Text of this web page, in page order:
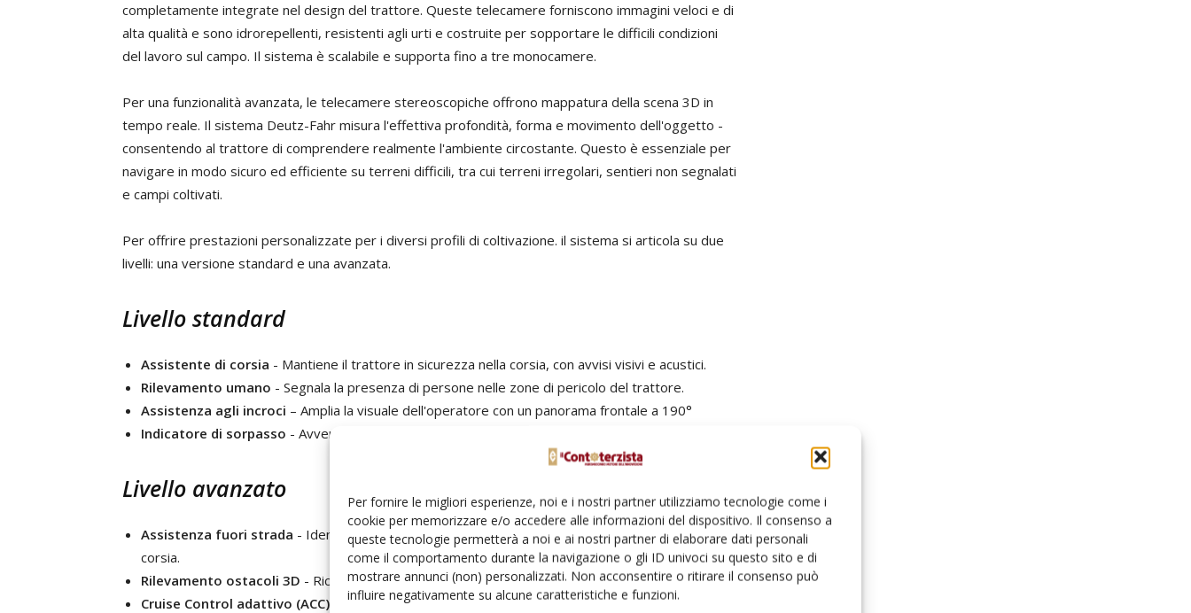
Per fornire le migliori esperienze, noi e i nostri partner utilizziamo tecnologie come i
cookie per memorizzare e/o accedere alle informazioni del dispositivo. Il consenso a
queste tecnologie permetterà a noi e ai nostri partner di elaborare dati personali
come il comportamento durante la navigazione o gli ID univoci su questo sito e di
mostrare annunci (non) personalizzati. Non acconsentire o ritirare il consenso può
influire negativamente su alcune caratteristiche e funzioni.
completamente integrate nel design del trattore. Queste telecamere forniscono immagini veloci e di
alta qualità e sono idrorepellenti, resistenti agli urti e costruite per sopportare le difficili condizioni
del lavoro sul campo. Il sistema è scalabile e supporta fino a tre monocamere.
Per una funzionalità avanzata, le telecamere stereoscopiche offrono mappatura della scena 3D in
tempo reale. Il sistema Deutz-Fahr misura l'effettiva profondità, forma e movimento dell'oggetto -
consentendo al trattore di comprendere realmente l'ambiente circostante. Questo è essenziale per
navigare in modo sicuro ed efficiente su terreni difficili, tra cui terreni irregolari, sentieri non segnalati
e campi coltivati.
Per offrire prestazioni personalizzate per i diversi profili di coltivazione. il sistema si articola su due
livelli: una versione standard e una avanzata.
Livello standard
Assistente di corsia - Mantiene il trattore in sicurezza nella corsia, con avvisi visivi e acustici.
Rilevamento umano - Segnala la presenza di persone nelle zone di pericolo del trattore.
Assistenza agli incroci – Amplia la visuale dell'operatore con un panorama frontale a 190°
Indicatore di sorpasso - Avverte quando i veicoli sopraggiungono posteriormente
Livello avanzato
Assistenza fuori strada - Identifica il terreno percorribile, anche in assenza di segnaletica di
corsia.
Rilevamento ostacoli 3D - Riconosce oggetti statici e dinamici.
Cruise Control adattivo (ACC)
- Mantiene la distanza di sicurezza sulla strada e sul campo.